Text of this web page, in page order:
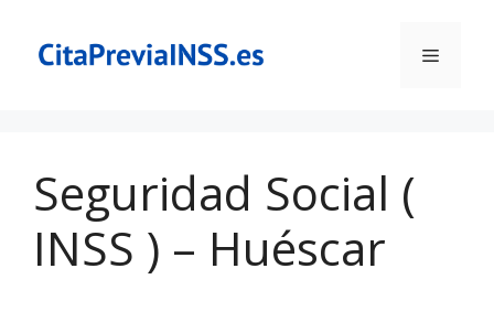
contenido
Menú
Seguridad Social (
INSS ) – Huéscar